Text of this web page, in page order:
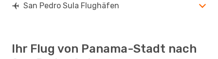
San Pedro Sula Flughäfen
Ihr Flug von Panama-Stadt nach